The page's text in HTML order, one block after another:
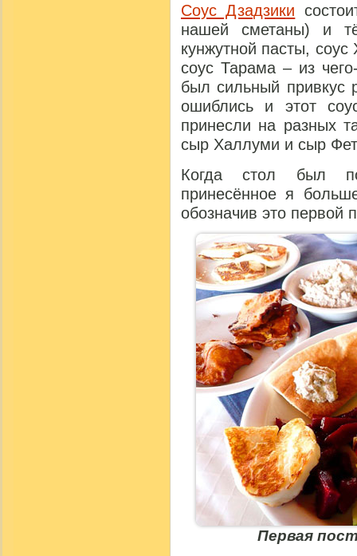
Соус Дзадзики
нашей сметаны) и
кунжутной пасты, соус
соус Тарама – из
был сильный
ошиблись и этот
принесли на разных
сыр Халлуми и сыр
Когда стол был
принесённое я
обозначив это первой
Первая